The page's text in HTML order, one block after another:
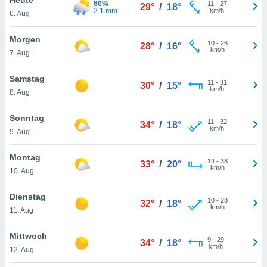
oder
Partner
es uns
das
der
Profil zu
Ihnen
finden
. Sie
jederzeit
Rand
6. Aug
60%
2.1 mm
29° / 18° 11 - 27
km/h
Morgen
7. Aug
28° / 16° 10- 26
km/h
Samstag
8. Aug
30° / 15° 11 - 31
km/h
Sonntag
9. Aug
34° / 18° 11 - 32
km/h
Montag
10. Aug
33° / 20° 14- 38
km/h
Dienstag
11. Aug
32° / 18° 10- 28
km/h
Mittwoch
12. Aug
34° / 18° 9- 29
km/h